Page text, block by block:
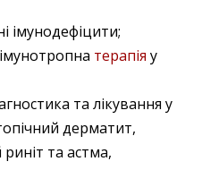
імунодефіцити;
терапія у
та лікування у
дерматит,
риніт та астма,